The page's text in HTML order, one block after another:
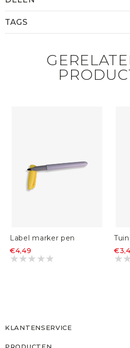
TAGS
Label marker pen
€4,49
KLANTENSERVICE